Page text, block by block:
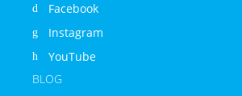
Facebook
Instagram
YouTube
BLOG